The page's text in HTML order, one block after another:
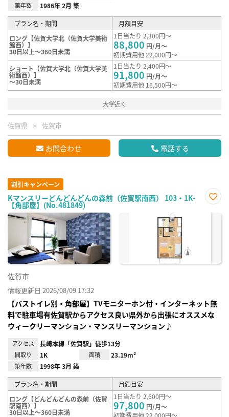
築年数 1986年 2月 築
プラン名・期間
月額目安
ロング【佐賀大学北（佐賀大学美術
館西）】
30日以上～360日未満
1日当たり 2,300円～
88,800 円/月～
初期費用他 22,000円～
ショート【佐賀大学北（佐賀大学美
術館西）】
～30日未満
1日当たり 2,400円～
91,800 円/月～
初期費用他 16,500円～
大学近く
佐賀県 佐賀市
お問合わせ 電話する
割引キャンペーン
Kマンスリーどんどんどんの森前（佐賀駅南西） 103・1K-
【角部屋】(No.481849)
に入
佐賀市
情報更新日 2026/08/09 17:32
【バストイレ別・角部屋】TVモニターホン付・インターネット無
料で駐車場有佐賀駅からアクセス良い県外から出張にオススメな
ウィークリーマンション・マンスリーマンション♪
アクセス 長崎本線「佐賀駅」徒歩13分
間取り 1K 面積 23.19m²
築年数 1998年 3月 築
プラン名・期間
月額目安
ロング【どんどんどんの森前（佐賀
駅南西）】
30日以上～360日未満
1日当たり 2,600円～
97,800 円/月～
初期費用他 22,000円～